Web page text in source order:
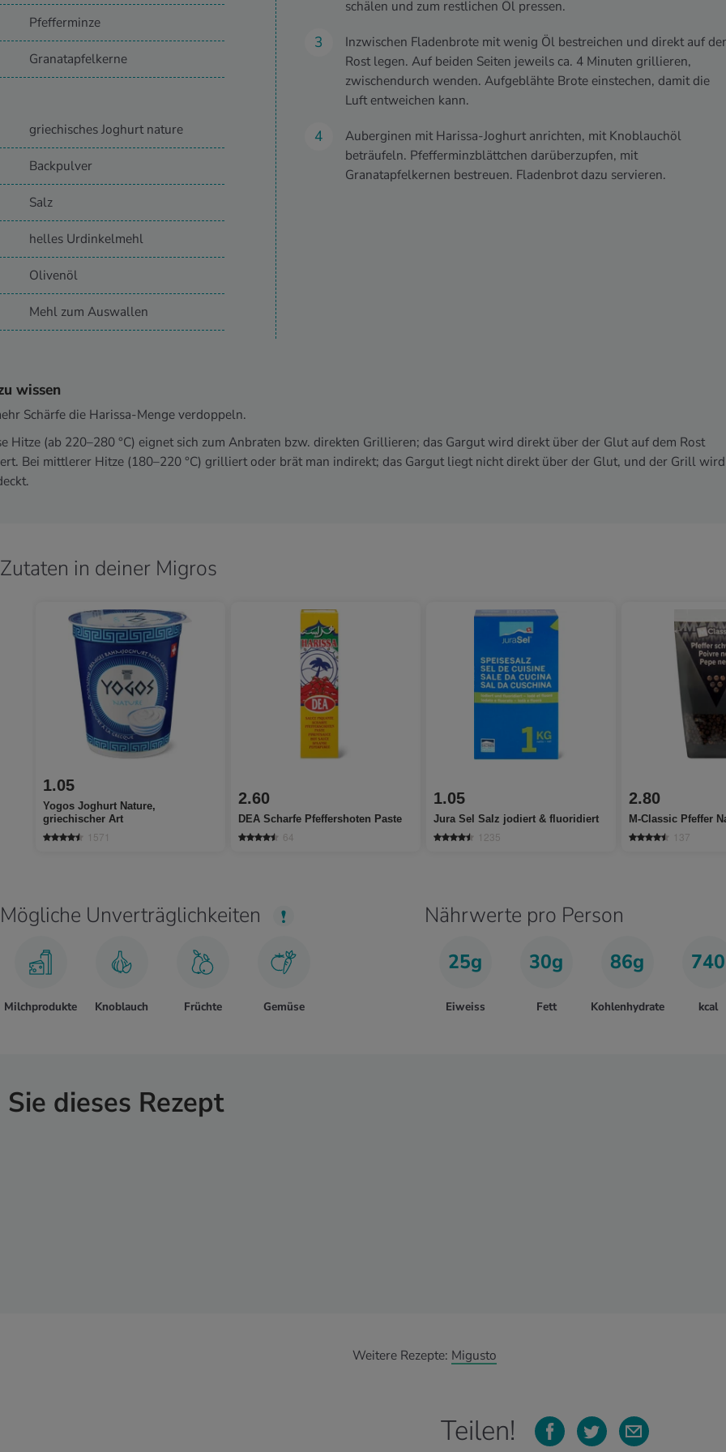
Pfefferminze
Granatapfelkerne
griechisches Joghurt nature
Backpulver
Salz
helles Urdinkelmehl
Olivenöl
Mehl zum Auswallen
schälen und zum restlichen Öl pressen.
Inzwischen Fladenbrote mit wenig Öl bestreichen und direkt auf
Rost legen. Auf beiden Seiten jeweils ca. 4 Minuten grillieren,
zwischendurch wenden. Aufgeblähte Brote einstechen, damit die
Luft entweichen kann.
Auberginen mit Harissa-Joghurt anrichten, mit Knoblauchöl
beträufeln. Pfefferminzblättchen darüberzupfen, mit
Granatapfelkernen bestreuen. Fladenbrot dazu servieren.
wissen
Schärfe die Harissa-Menge verdoppeln.
Hitze (ab 220–280 °C) eignet sich zum Anbraten bzw. direkten Grillieren; das Gargut wird direkt über der Glut auf dem Rost
Bei mittlerer Hitze (180–220 °C) grilliert oder brät man indirekt; das Gargut liegt nicht direkt über der Glut, und der Grill wird
Zutaten in deiner Migros
1.05
Yogos Joghurt Nature,
griechischer Art
1571
2.60
DEA Scharfe Pfeffershoten Paste
64
1.05
Jura Sel Salz jodiert & fluoridiert
1235
2.80
M-Classic Pfeffer
137
Mögliche Unverträglichkeiten
Milchprodukte Knoblauch Früchte Gemüse
Nährwerte pro Person
25g
Eiweiss
30g
Fett
86g
Kohlenhydrate
740
kcal
dieses Rezept
Weitere Rezepte: Migusto
Teilen!